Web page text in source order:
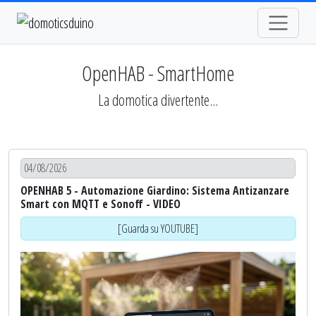
OpenHAB - SmartHome
La domotica divertente...
04/08/2026
OPENHAB 5 - Automazione Giardino: Sistema Antizanzare
Smart con MQTT e Sonoff - VIDEO
[Guarda su YOUTUBE]